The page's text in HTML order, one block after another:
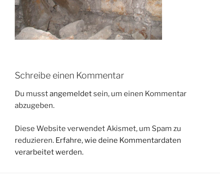
Schreibe einen Kommentar
Du musstangemeldetsein, um einen Kommentar
abzugeben.
Diese Website verwendet Akismet, um Spam zu
reduzieren. Erfahre, wie deine Kommentardaten
verarbeitet werden.